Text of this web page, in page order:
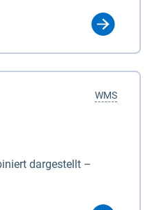
"2.Deichlinie" ist
NDG). Ein Bauwerk
Verordnung
WMS
dargestellt –